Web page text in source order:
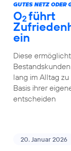
GUTES NETZ ODER
O2führt
ein
Diese
lang im Alltag
Basis ihrer
entscheiden
20. Januar 2026